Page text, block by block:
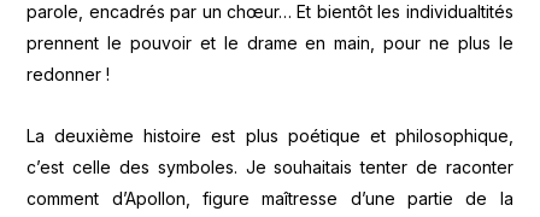
parole, encadrés par un chœur… Et bientôt les individualtités
prennent le pouvoir et le drame en main, pour ne plus le
redonner !
La deuxième histoire est plus poétique et philosophique,
c’est celle des symboles. Je souhaitais tenter de raconter
comment d’Apollon, figure maîtresse d’une partie de la